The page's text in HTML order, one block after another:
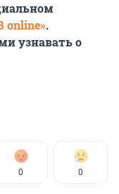
online».
узнавать о
0 0